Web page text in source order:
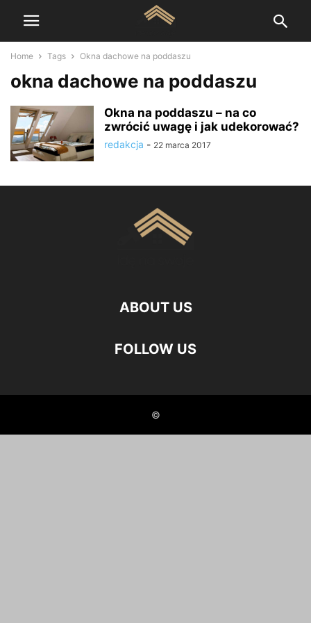
Home Tags Okna dachowe na poddaszu
okna dachowe na poddaszu
Okna na poddaszu – na co
zwrócić uwagę i jak udekorować?
redakcja - 22 marca 2017
ABOUT US
FOLLOW US
©